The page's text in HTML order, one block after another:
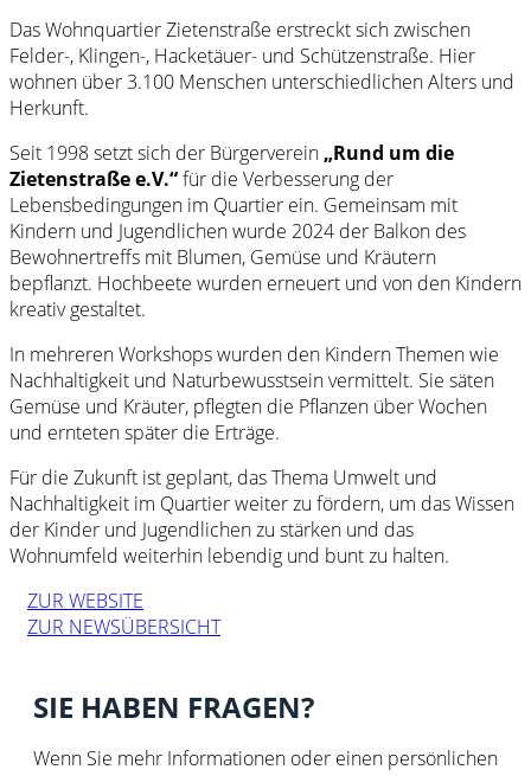
Das Wohnquartier Zietenstraße erstreckt sich zwischen
Felder-, Klingen-, Hacketäuer- und Schützenstraße. Hier
wohnen über 3.100 Menschen unterschiedlichen Alters und
Herkunft.
Seit 1998 setzt sich der Bürgerverein „Rund um die
Zietenstraße e.V.“für die Verbesserung der
Lebensbedingungen im Quartier ein. Gemeinsam mit
Kindern und Jugendlichen wurde 2024 der Balkon des
Bewohnertreffs mit Blumen, Gemüse und Kräutern
bepflanzt. Hochbeete wurden erneuert und von den Kindern
kreativ gestaltet.
In mehreren Workshops wurden den Kindern Themen wie
Nachhaltigkeit und Naturbewusstsein vermittelt. Sie säten
Gemüse und Kräuter, pflegten die Pflanzen über Wochen
und ernteten später die Erträge.
Für die Zukunft ist geplant, das Thema Umwelt und
Nachhaltigkeit im Quartier weiter zu fördern, um das Wissen
der Kinder und Jugendlichen zu stärken und das
Wohnumfeld weiterhin lebendig und bunt zu halten.
ZUR WEBSITE
ZUR NEWSÜBERSICHT
SIE HABEN FRAGEN?
Wenn Sie mehr Informationen oder einen persönlichen